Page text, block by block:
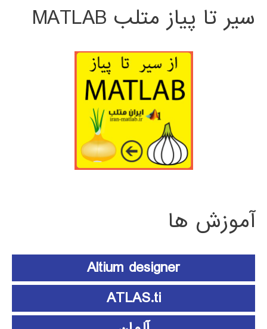
سیر تا پیاز متلب MATLAB
آموزش ها
Altium designer
ATLAS.ti